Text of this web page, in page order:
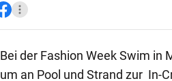
Bei der Fashion Week Swim in
um an Pool und Strand zur In-